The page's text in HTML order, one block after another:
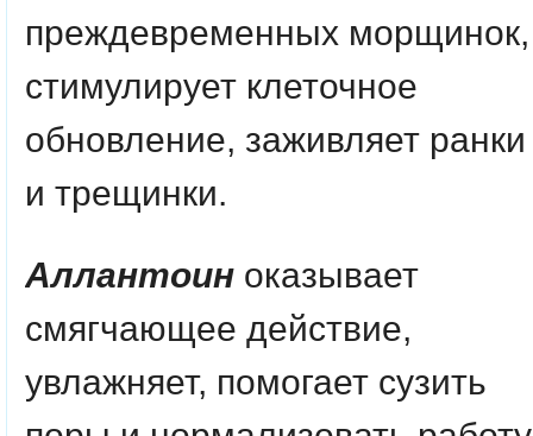
преждевременных морщинок,
стимулирует клеточное
обновление, заживляет ранки
и трещинки.
Аллантоин оказывает
смягчающее действие,
увлажняет, помогает сузить